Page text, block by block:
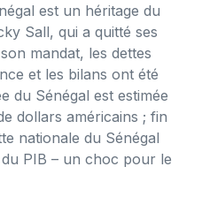
est un héritage du
Sall, qui a quitté ses
mandat, les dettes
et les bilans ont été
du Sénégal est estimée
dollars américains ; fin
nationale du Sénégal
du PIB – un choc pour le